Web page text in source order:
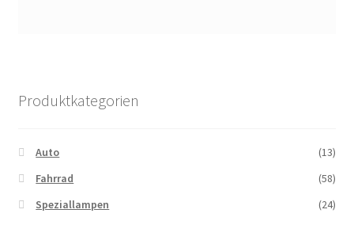
Produktkategorien
Auto
(13)
Fahrrad
(58)
Speziallampen
(24)